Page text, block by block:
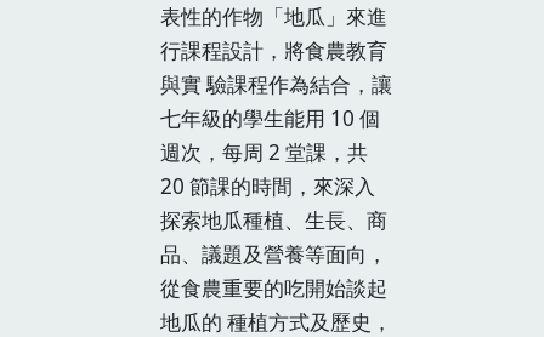
表性的作物「地瓜」來進
行課程設計，將食農教育
與實 驗課程作為結合，讓
七年級的學生能用 10 個
週次，每周 2 堂課，共
20 節課的時間，來深入
探索地瓜種植、生長、商
品、議題及營養等面向，
從食農重要的吃開始談起
地瓜的 種植方式及歷史，